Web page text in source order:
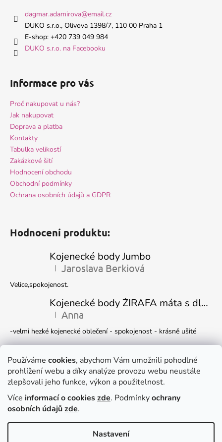
Používáme cookies, abychom Vám umožnili pohodlné
prohlížení webu a díky analýze provozu webu neustále
zlepšovali jeho funkce, výkon a použitelnost.
Více informací o cookieszde. Podmínkyochrany
osobních údajůzde.
Nastavení
dagmar.adamirova@email.cz
DUKO s.r.o., Olivova 1398/7, 110 00 Praha 1
E-shop: +420 739 049 984
DUKO s.r.o. na Facebooku
Informace pro vás
Proč nakupovat u nás?
Jak nakupovat
Doprava a platba
Kontakty
Tabulka velikostí
Zakázkové šití
Hodnocení obchodu
Obchodní podmínky
Ochrana osobních údajů a GDPR
Hodnocení produktu:
Kojenecké body Jumbo
Hodnocení produktu je 5 z 5 hvězdiček.
| Jaroslava Berkiová
Velice,spokojenost.
Kojenecké body ŽIRAFA máta s dlouhým rukávem
Hodnocení produktu je 5 z 5 hvězdiček.
| Anna
-velmi hezké kojenecké oblečení - spokojenost - krásně ušité
Kojenecká čepička DINO
Hodnocení produktu je 5 z 5 hvězdiček.
| Ivana Marková
Krásné
Facebook